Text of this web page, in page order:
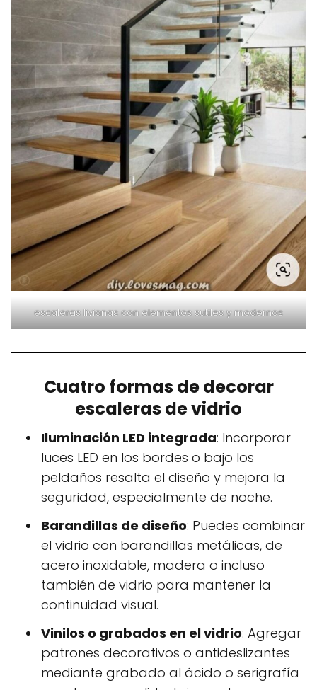
escaleras livianas con elementos sutiles y modernos
Cuatro formas de decorar
escaleras de vidrio
Iluminación LED integrada: Incorporar
luces LED en los bordes o bajo los
peldaños resalta el diseño y mejora la
seguridad, especialmente de noche.
Barandillas de diseño: Puedes combinar
el vidrio con barandillas metálicas, de
acero inoxidable, madera o incluso
también de vidrio para mantener la
continuidad visual.
Vinilos o grabados en el vidrio: Agregar
patrones decorativos o antideslizantes
mediante grabado al ácido o serigrafía